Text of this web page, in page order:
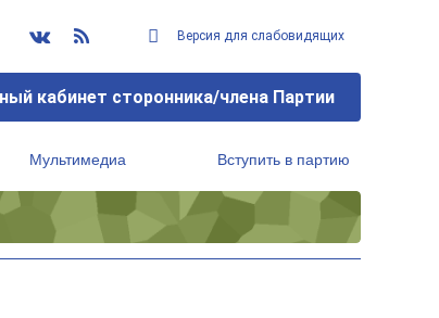
Версия для слабовидящих
кабинет сторонника/члена Партии
Мультимедиа Вступить в партию